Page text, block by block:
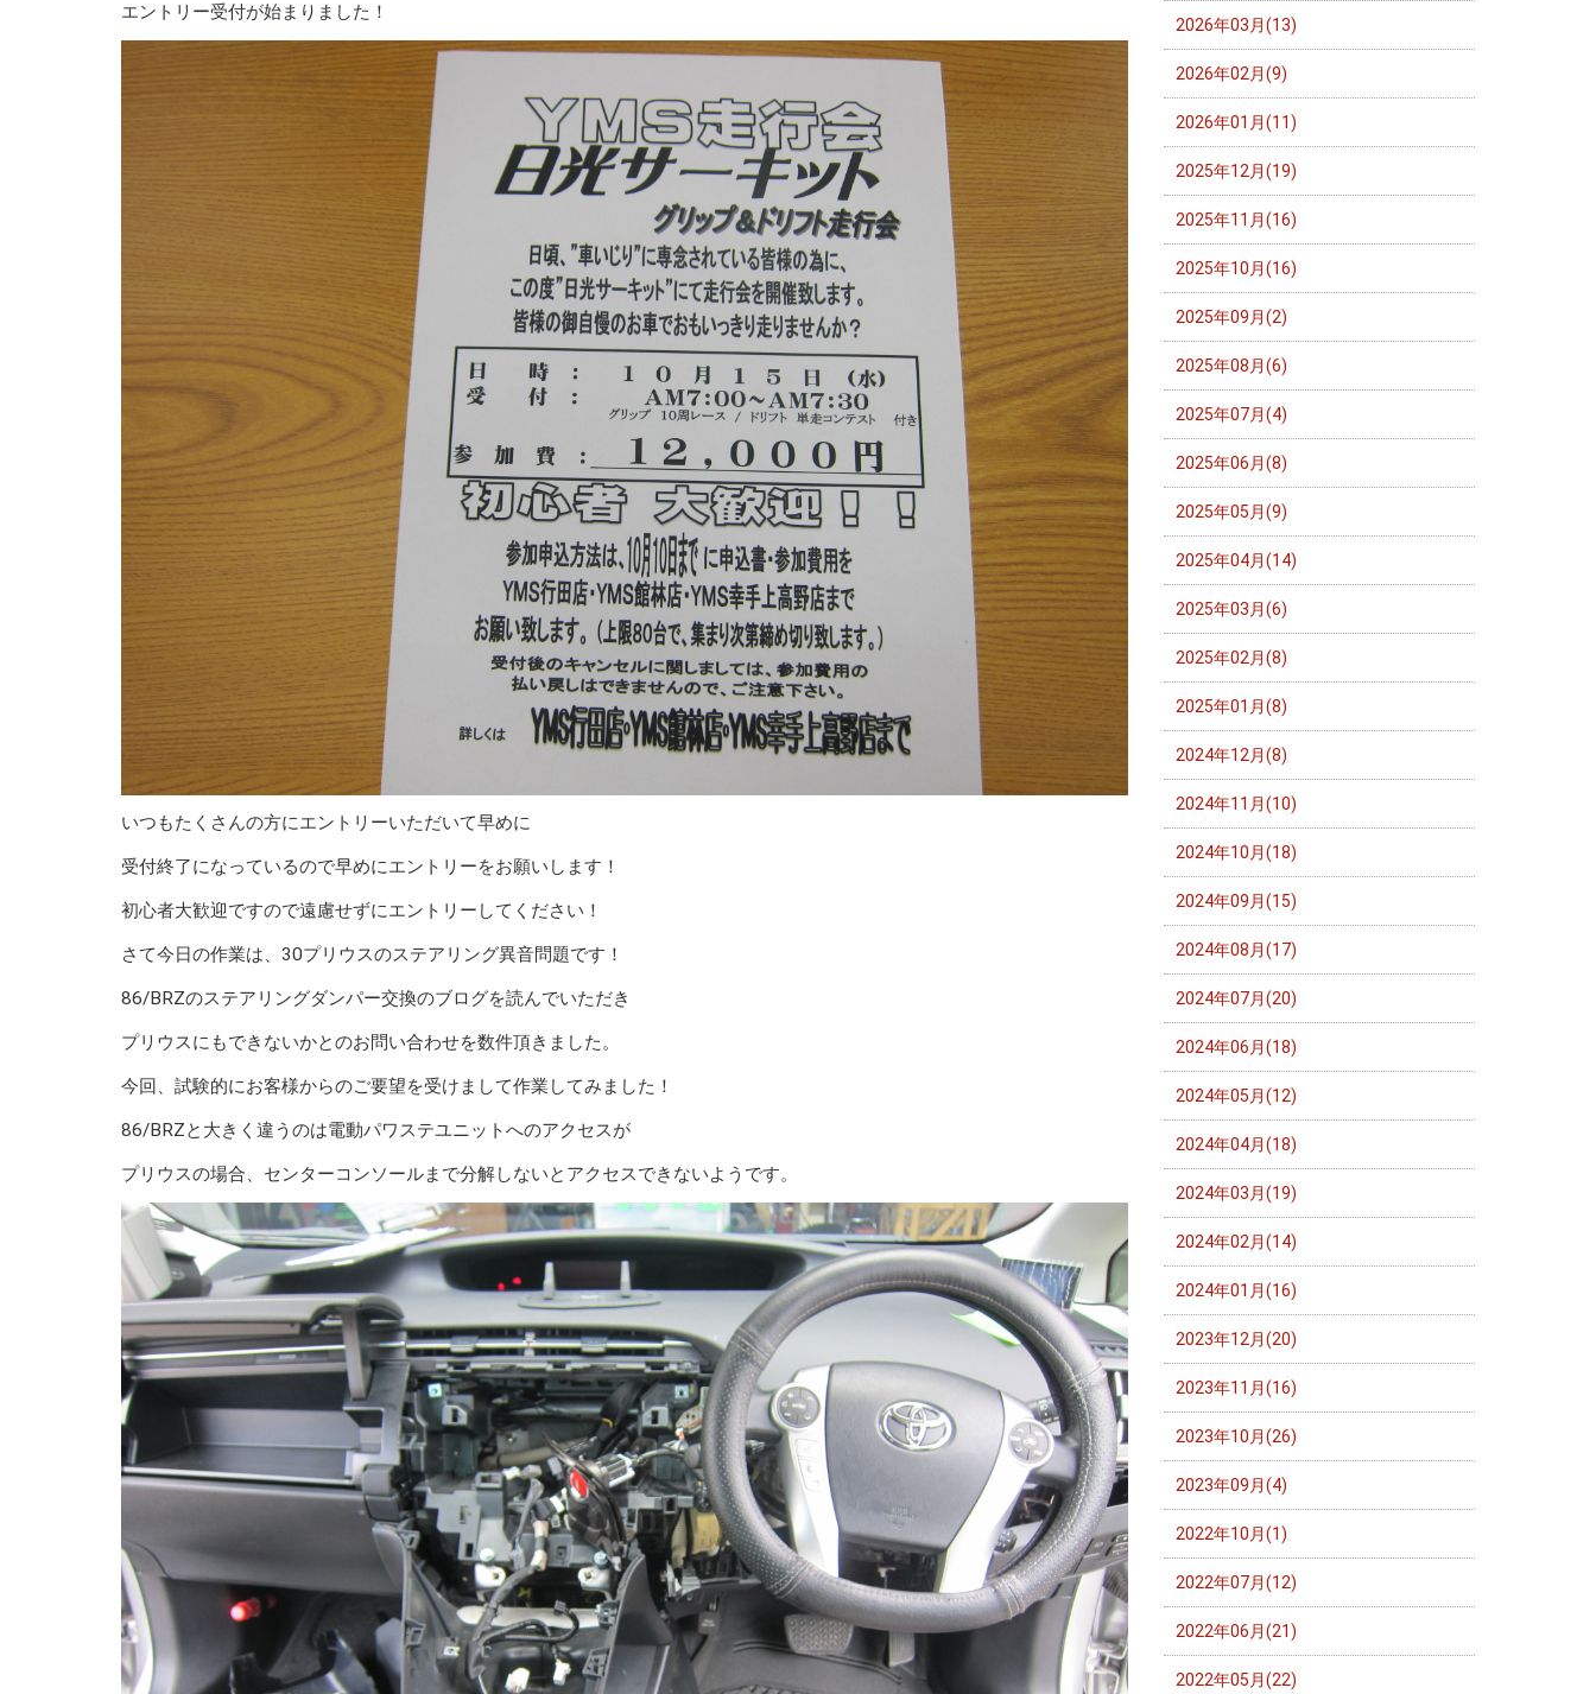
エントリー受付が始まりました！
いつもたくさんの方にエントリーいただいて早めに
受付終了になっているので早めにエントリーをお願いします！
初心者大歓迎ですので遠慮せずにエントリーしてください！
さて今日の作業は、30プリウスのステアリング異音問題です！
86/BRZのステアリングダンパー交換のブログを読んでいただき
プリウスにもできないかとのお問い合わせを数件頂きました。
今回、試験的にお客様からのご要望を受けまして作業してみました！
86/BRZと大きく違うのは電動パワステユニットへのアクセスが
プリウスの場合、センターコンソールまで分解しないとアクセスできないようです。
2026年03月(13)
2026年02月(9)
2026年01月(11)
2025年12月(19)
2025年11月(16)
2025年10月(16)
2025年09月(2)
2025年08月(6)
2025年07月(4)
2025年06月(8)
2025年05月(9)
2025年04月(14)
2025年03月(6)
2025年02月(8)
2025年01月(8)
2024年12月(8)
2024年11月(10)
2024年10月(18)
2024年09月(15)
2024年08月(17)
2024年07月(20)
2024年06月(18)
2024年05月(12)
2024年04月(18)
2024年03月(19)
2024年02月(14)
2024年01月(16)
2023年12月(20)
2023年11月(16)
2023年10月(26)
2023年09月(4)
2022年10月(1)
2022年07月(12)
2022年06月(21)
2022年05月(22)